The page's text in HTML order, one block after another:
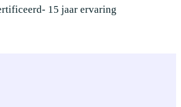
15 jaar ervaring